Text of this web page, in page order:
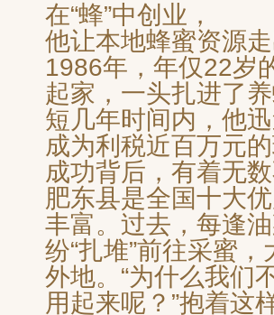
在“蜂”中创业，
他让本地蜂蜜资源
1986年，年仅22岁
起家，一头扎进了
短几年时间内，他
成为利税近百万元
成功背后，有着无
肥东县是全国十大
丰富。过去，每逢
纷“扎堆”前往采蜜
外地。“为什么我们
用起来呢？”抱着这